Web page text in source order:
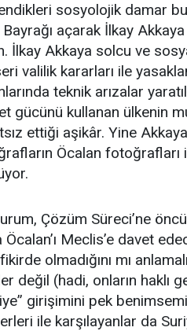
sosyolojik damar
açarak İlkay
İlkay Akkaya solcu ve
valilik kararları ile
teknik arızalar
gücünü kullanan ülkenin
ettiği aşikâr. Yine
Öcalan fotoğrafları
Çözüm Süreci’ne
Öcalan’ı Meclis’e davet
fikirde olmadığını mı
değil (hadi, onların haklı
girişimini pek
ile karşılayanlar da